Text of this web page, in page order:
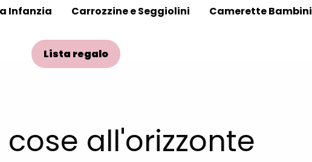
Infanzia Carrozzine e Seggiolini
Camerette Bambini
Lista regalo
all'orizzonte